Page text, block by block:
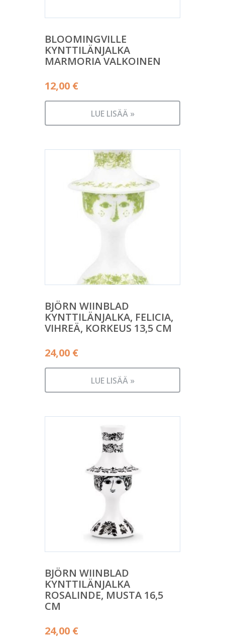
BLOOMINGVILLE
KYNTTILÄNJALKA
MARMORIA VALKOINEN
12,00 €
LUE LISÄÄ »
BJÖRN WIINBLAD
KYNTTILÄNJALKA, FELICIA,
VIHREÄ, KORKEUS 13,5 CM
24,00 €
LUE LISÄÄ »
BJÖRN WIINBLAD
KYNTTILÄNJALKA
ROSALINDE, MUSTA 16,5
CM
24,00 €